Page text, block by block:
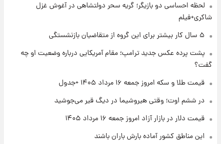
شد؛ تیکدری، محبی و سرگیف با اعداد ویژه
۱ روز پیش
شد+فیلم
۱ روز پیش
امروز پنجشنبه ۱۵ مرداد ۱۴۰۵ +جدول
قیمت طلا و سکه امروز پنجشنبه ۱۵ مرداد ۱۴۰۵
لحظه احساسی دو بازیگر؛ گریه سحر دولتشاهی در آغوش غزل
شاکری+فیلم
۵ سال کار بیشتر برای این گروه از متقاضیان بازنشستگی
پشت پرده عکس جدید ترامپ؛ مقام آمریکایی درباره وضعیت او چه
گفت؟
قیمت طلا و سکه امروز جمعه ۱۶ مرداد ۱۴۰۵ +جدول
در ششم اوت؛ وقتی هیروشیما در دیگ قیر می‌جوشید
قیمت دلار در بازار آزاد امروز جمعه ۱۶ مرداد ۱۴۰۵
این مناطق کشور آماده بارش باران باشند